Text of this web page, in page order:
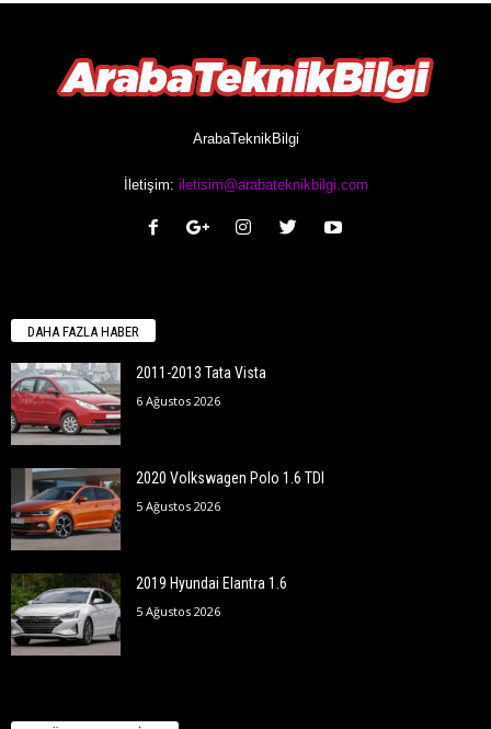
ArabaTeknikBilgi
İletişim: iletisim@arabateknikbilgi.com
DAHA FAZLA HABER
2011-2013 Tata Vista
6 Ağustos 2026
2020 Volkswagen Polo 1.6 TDI
5 Ağustos 2026
2019 Hyundai Elantra 1.6
5 Ağustos 2026